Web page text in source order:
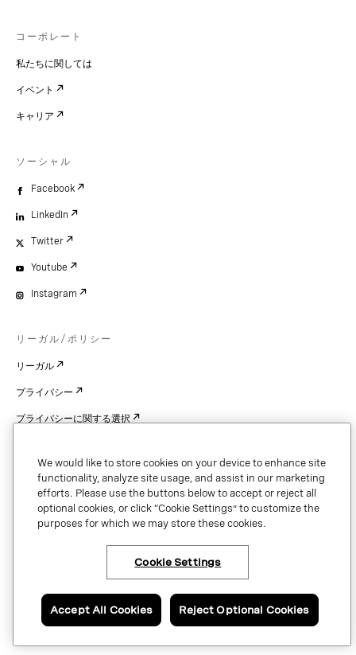
Copyright © 2026 Vonage. All rights reserved. VONAGE®, the V logo (
®),
and other Vonage marks are registered trademarks of Vonage or its affiliates
in the United States and other countries.
コーポレート
私たちに関しては
イベント
キャリア
ソーシャル
Facebook
LinkedIn
Twitter
Youtube
Instagram
リーガル/ポリシー
リーガル
プライバシー
プライバシーに関する選択
著作権
セキュリティと信頼
We would like to store cookies on your device to enhance site
functionality, analyze site usage, and assist in our marketing
efforts. Please use the buttons below to accept or reject all
optional cookies, or click “Cookie Settings” to customize the
purposes for which we may store these cookies.
Cookie Settings
Reject Optional Cookies
Accept All Cookies